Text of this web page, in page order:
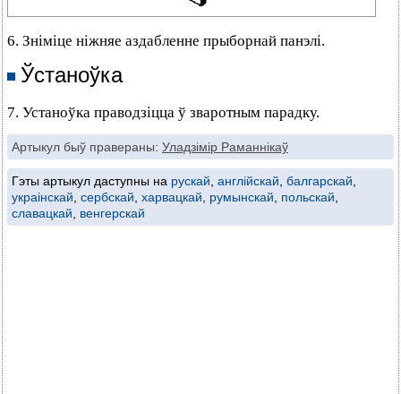
6. Зніміце ніжняе аздабленне прыборнай панэлі.
Ўстаноўка
7. Устаноўка праводзіцца ў зваротным парадку.
Артыкул быў правераны: Уладзімір Раманнікаў
Гэты артыкул даступны на рускай англійскай балгарскай
украінскай сербскай харвацкай румынскай польскай
славацкай
венгерскай